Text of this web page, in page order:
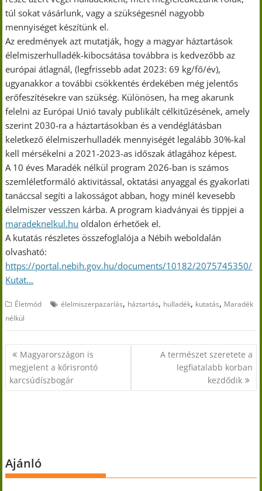
túl sokat vásárlunk, vagy a szükségesnél nagyobb
mennyiséget készítünk el.
Az eredmények azt mutatják, hogy a magyar háztartások
élelmiszerhulladék-kibocsátása továbbra is kedvezőbb az
európai átlagnál, (legfrissebb adat 2023: 69 kg/fő/év),
ugyanakkor a további csökkentés érdekében még jelentős
erőfeszítésekre van szükség. Különösen, ha meg akarunk
felelni az Európai Unió tavaly publikált célkitűzésének, amely
szerint 2030-ra a háztartásokban és a vendéglátásban
keletkező élelmiszerhulladék mennyiségét legalább 30%-kal
kell mérsékelni a 2021-2023-as időszak átlagához képest.
A 10 éves Maradék nélkül program 2026-ban is számos
szemléletformáló aktivitással, oktatási anyaggal és gyakorlati
tanáccsal segíti a lakosságot abban, hogy minél kevesebb
élelmiszer vesszen kárba. A program kiadványai és tippjei a
maradeknelkul.hu oldalon érhetőek el.
A kutatás részletes összefoglalója a Nébih weboldalán
olvasható:
https://portal.nebih.gov.hu/documents/10182/2075745350/
Kutat…
Életmód élelmiszerpazarlás, háztartás, hulladék, kutatás, Maradék
nélkül
Bejegyzés
navigáció
Magyarországon is
megjelent a kőrisrontó
karcsúdíszbogár
A természet szeretete a
legfiatalabb korban
kezdődik
Ajánló